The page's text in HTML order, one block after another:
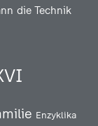
die Technik
Enzyklika